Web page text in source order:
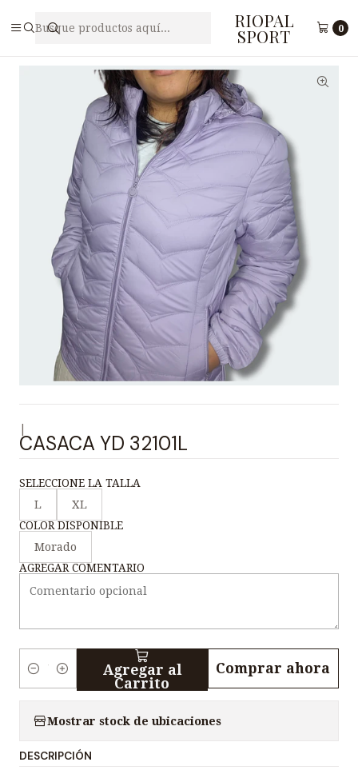
RIOPAL
SPORT 0
CASACA YD 32101L
CASACA YD 32101L
SELECCIONE LA TALLA
L
XL
COLOR DISPONIBLE
Morado
AGREGAR COMENTARIO
i
Agregar al
Carrito
Comprar ahora
Mostrar stock de ubicaciones
DESCRIPCIÓN